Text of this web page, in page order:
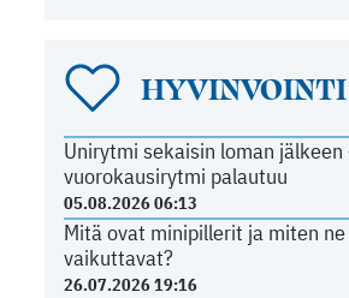
HYVINVOINTI
Unirytmi sekaisin loman jälkeen
vuorokausirytmi palautuu
05.08.2026 06:13
Mitä ovat minipillerit ja miten ne
vaikuttavat?
26.07.2026 19:16